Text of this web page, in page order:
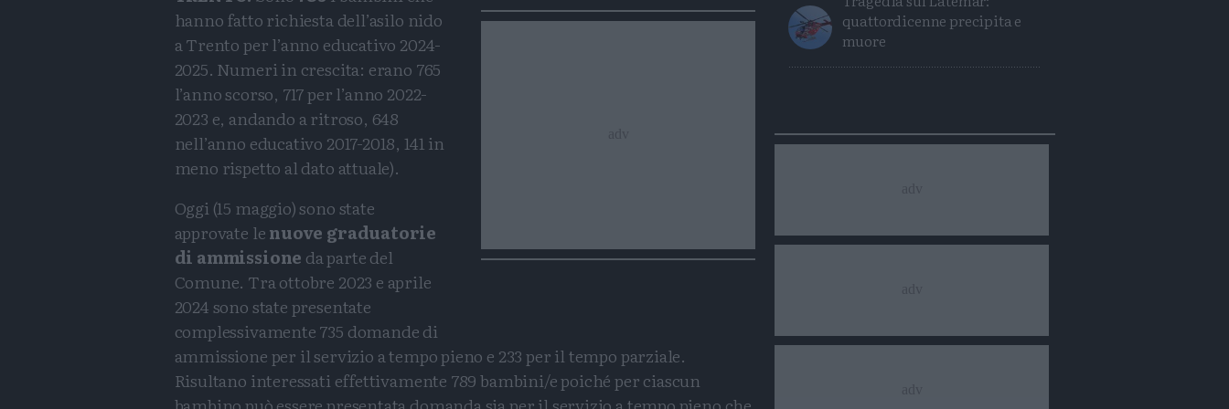
hanno fatto richiesta dell’asilo nido
a Trento per l’anno educativo 2024-
2025. Numeri in crescita: erano 765
l’anno scorso, 717 per l’anno 2022-
2023 e, andando a ritroso, 648
nell’anno educativo 2017-2018, 141 in
meno rispetto al dato attuale).
Oggi (15 maggio) sono state
approvate lenuove graduatorie
di ammissione da parte del
Comune. Tra ottobre 2023 e aprile
2024 sono state presentate
complessivamente 735 domande di
ammissione per il servizio a tempo pieno e 233 per il tempo parziale.
Risultano interessati effettivamente 789 bambini/e poiché per ciascun
quattordicenne precipita e
muore